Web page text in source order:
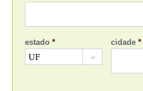
estado * cidade *